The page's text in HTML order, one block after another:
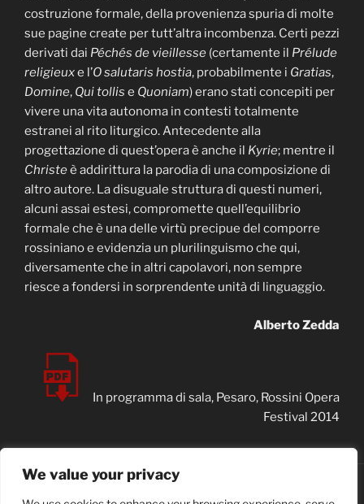
We value your privacy
costruzione formale, della provenienza spuria di molte
sue pagine create per tutt’altra incombenza. Certi pezzi
derivati dai Péchés de vieillesse (certamente il Prélude
religieuxe l’O salutaris hostia, probabilmente i Gratias,
Domine, Qui tollis e Quoniam) erano stati concepiti per
vivere una vita autonoma in contesti totalmente
estranei al rito liturgico. Antecedente alla
progettazione di quest’opera è anche il Kyrie; mentre il
Christeè addirittura la parodia di una composizione di
altro autore. La disuguale struttura di questi numeri,
alcuni assai estesi, compromette quell’equilibrio
formale che è una delle virtù precipue del comporre
rossiniano e evidenzia un plurilinguismo che qui,
diversamente che in altri capolavori, non sempre
riesce a fondersi in sorprendente unità di linguaggio.
Alberto Zedda
In programma di sala, Pesaro, Rossini Opera
Festival 2014
youtube